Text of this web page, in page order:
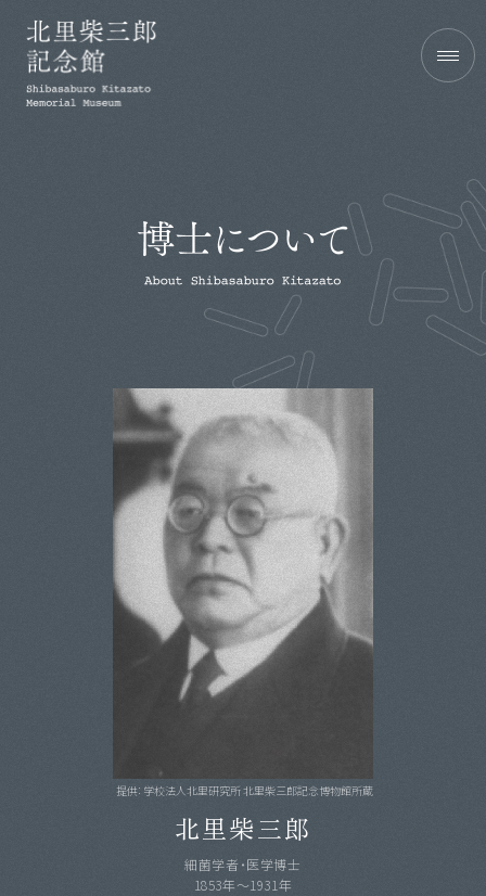
提供：学校法人北里研究所 北里柴三郎記念博物館所蔵
北里柴三郎
細菌学者・医学博士
1853年〜1931年